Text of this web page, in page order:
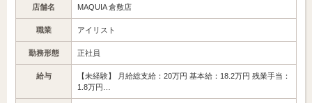
店舗名 MAQUIA 倉敷店
職業 アイリスト
勤務形態 正社員
給与
【未経験】 月給総支給：20万円 基本給：18.2万円 残業手当：
1.8万円…